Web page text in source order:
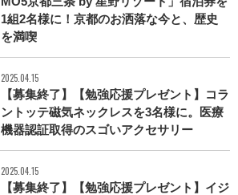
1組2名様に！京都のお洒落な今と、歴史
を満喫
2025.04.15
【募集終了】【勉強応援プレゼント】コラ
ントッテ磁気ネックレスを3名様に。医療
機器認証取得のスゴいアクセサリー
2025.04.15
【募集終了】【勉強応援プレゼント】イジ